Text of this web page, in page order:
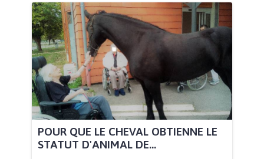
POUR QUE LE CHEVAL OBTIENNE LE
STATUT D'ANIMAL DE...